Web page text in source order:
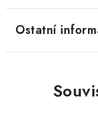
Ostatní